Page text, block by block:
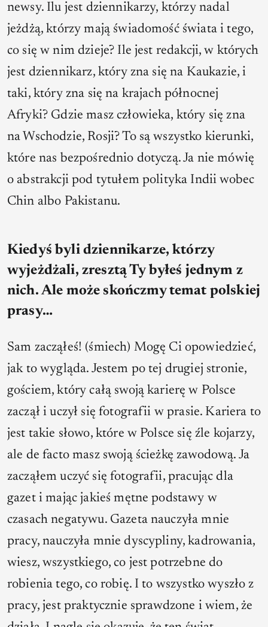
newsy. Ilu jest dziennikarzy, którzy nadal
jeżdżą, którzy mają świadomość świata i tego,
co się w nim dzieje? Ile jest redakcji, w których
jest dziennikarz, który zna się na Kaukazie, i
taki, który zna się na krajach północnej
Afryki? Gdzie masz człowieka, który się zna
na Wschodzie, Rosji? To są wszystko kierunki,
które nas bezpośrednio dotyczą. Ja nie mówię
o abstrakcji pod tytułem polityka Indii wobec
Chin albo Pakistanu.
Kiedyś byli dziennikarze, którzy
wyjeżdżali, zresztą Ty byłeś jednym z
nich. Ale może skończmy temat polskiej
prasy…
Sam zacząłeś! (śmiech) Mogę Ci opowiedzieć,
jak to wygląda. Jestem po tej drugiej stronie,
gościem, który całą swoją karierę w Polsce
zaczął i uczył się fotografii w prasie. Kariera to
jest takie słowo, które w Polsce się źle kojarzy,
ale de facto masz swoją ścieżkę zawodową. Ja
zacząłem uczyć się fotografii, pracując dla
gazet i mając jakieś mętne podstawy w
czasach negatywu. Gazeta nauczyła mnie
pracy, nauczyła mnie dyscypliny, kadrowania,
wiesz, wszystkiego, co jest potrzebne do
robienia tego, co robię. I to wszystko wyszło z
pracy, jest praktycznie sprawdzone i wiem, że